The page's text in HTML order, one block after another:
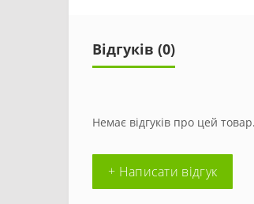
Відгуків (0)
Немає відгуків про цей товар.
+ Написати відгук